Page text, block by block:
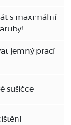
s maximální
jemný prací
sušičce